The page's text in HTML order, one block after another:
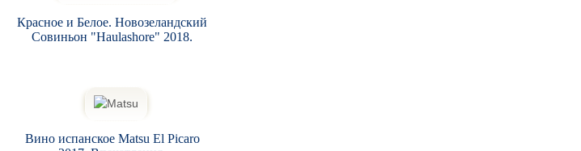
Красное и Белое. Новозеландский
Совиньон "Haulashore" 2018.
Вино испанское Matsu El Picaro